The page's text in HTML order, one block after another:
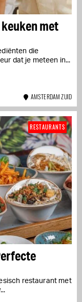
met
die
dat je meteen in...
AMSTERDAM ZUID
restaurant met
RESTAURANTS